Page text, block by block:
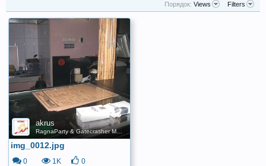
Порядок: Views Filters
akrus
RagnaParty & Gatecrasher Moscow 2007-03-17
img_0012.jpg
0 1K 0